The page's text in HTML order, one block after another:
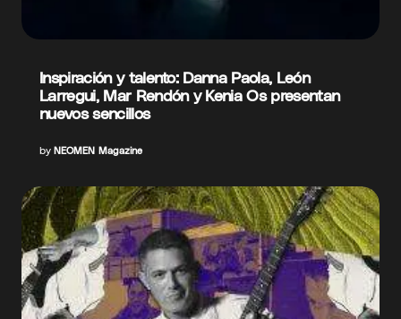
Inspiración y talento: Danna Paola, León
Larregui, Mar Rendón y Kenia Os presentan
nuevos sencillos
by NEOMEN Magazine